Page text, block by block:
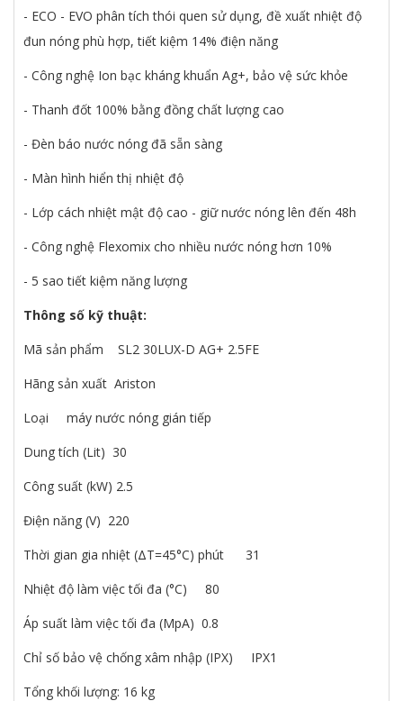
- ECO - EVO phân tích thói quen sử dụng, đề xuất nhiệt độ
đun nóng phù hợp, tiết kiệm 14% điện năng
- Công nghệ Ion bạc kháng khuẩn Ag+, bảo vệ sức khỏe
- Thanh đốt 100% bằng đồng chất lượng cao
- Đèn báo nước nóng đã sẵn sàng
- Màn hình hiển thị nhiệt độ
- Lớp cách nhiệt mật độ cao - giữ nước nóng lên đến 48h
- Công nghệ Flexomix cho nhiều nước nóng hơn 10%
- 5 sao tiết kiệm năng lượng
Thông số kỹ thuật:
Mã sản phẩm SL2 30LUX-D AG+ 2.5FE
Hãng sản xuất Ariston
Loại máy nước nóng gián tiếp
Dung tích (Lit) 30
Công suất (kW) 2.5
Điện năng (V) 220
Thời gian gia nhiệt (ΔT=45°C) phút 31
Nhiệt độ làm việc tối đa (°C) 80
Áp suất làm việc tối đa (MpA) 0.8
Chỉ số bảo vệ chống xâm nhập (IPX) IPX1
Tổng khối lượng: 16 kg